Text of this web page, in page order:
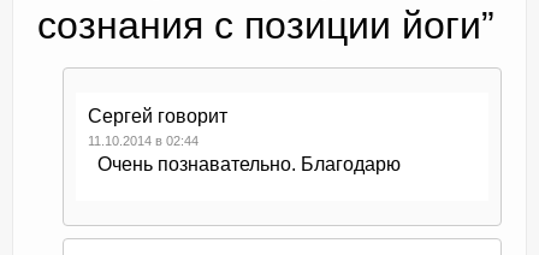
сознания с позиции йоги”
Сергей говорит
11.10.2014 в 02:44
Очень познавательно. Благодарю